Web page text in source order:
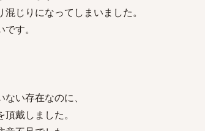
じりになってしまいました。
す。
い存在なのに、
戴しました。